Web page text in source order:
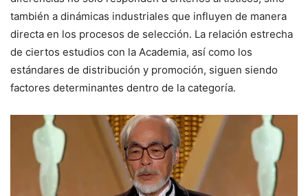
también a dinámicas industriales que influyen de manera
directa en los procesos de selección. La relación estrecha
de ciertos estudios con la Academia, así como los
estándares de distribución y promoción, siguen siendo
factores determinantes dentro de la categoría.